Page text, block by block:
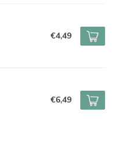
€4,49
€6,49